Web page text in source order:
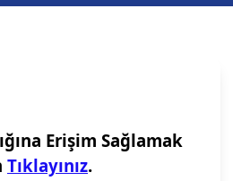
Erişim Sağlamak
Tıklayınız.